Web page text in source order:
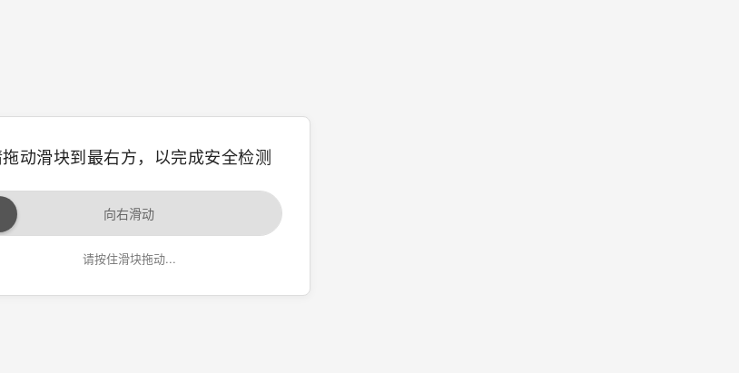
动滑块到最右方，以完成安全检测
向右滑动
请按住滑块拖动...